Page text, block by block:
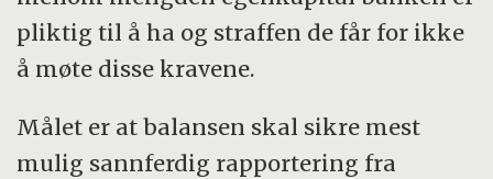
pliktig til å ha og straffen de får for ikke
å møte disse kravene.
Målet er at balansen skal sikre mest
mulig sannferdig rapportering fra